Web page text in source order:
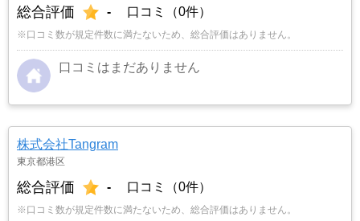
総合評価 - 口コミ（0件）
※口コミ数が規定件数に満たないため、総合評価はありません。
口コミはまだありません
株式会社Tangram
東京都港区
総合評価 - 口コミ（0件）
※口コミ数が規定件数に満たないため、総合評価はありません。